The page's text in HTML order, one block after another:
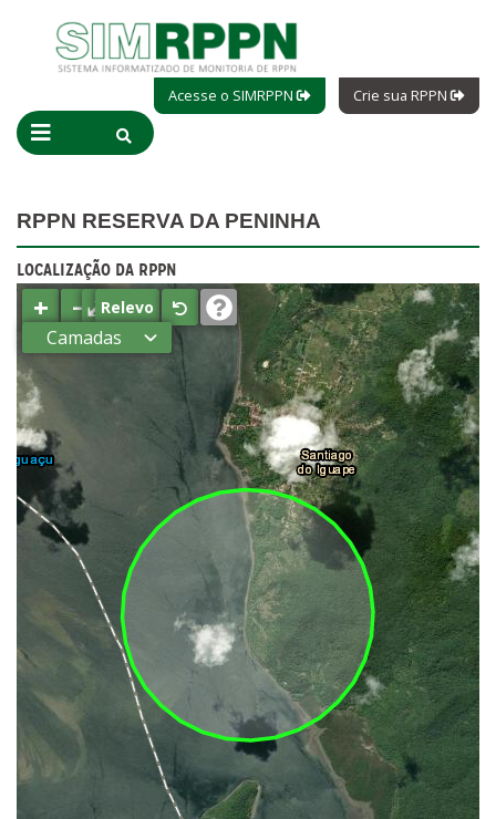
Acesse o SIMRPPN Crie sua RPPN
RPPN RESERVA DA PENINHA
LOCALIZAÇÃO DA RPPN
+ −⤢Relevo
Camadas
Municípios
Terras
indígenas
(FUNAI)
UC Federal
UC Estaduais
Municipais
Hidrografia
1:1.000.000
Biomas
(IBGE)
(IBGE)